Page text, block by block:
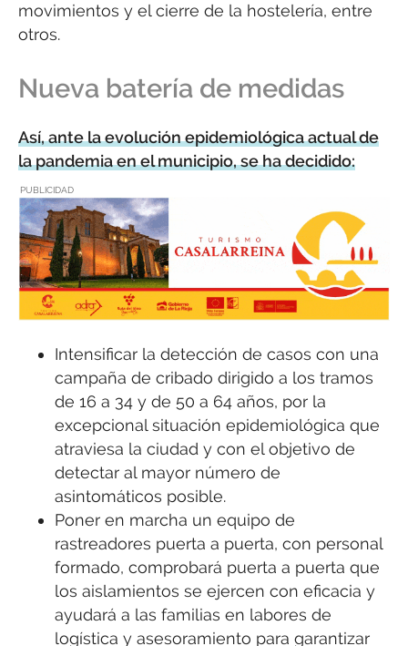
movimientos y el cierre de la hostelería, entre
otros.
Nueva batería de medidas
Así, ante la evolución epidemiológica actual de
la pandemia en el municipio, se ha decidido:
PUBLICIDAD
Intensificar la detección de casos con una
campaña de cribado dirigido a los tramos
de 16 a 34 y de 50 a 64 años, por la
excepcional situación epidemiológica que
atraviesa la ciudad y con el objetivo de
detectar al mayor número de
asintomáticos posible.
Poner en marcha un equipo de
rastreadores puerta a puerta, con personal
formado, comprobará puerta a puerta que
los aislamientos se ejercen con eficacia y
ayudará a las familias en labores de
logística y asesoramiento para garantizar